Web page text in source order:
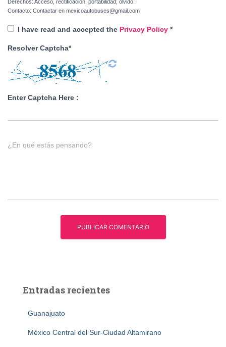
Derechos: Acceso, rectificación, portabilidad, olvido.
Contacto: Contactar en mexicoautobuses@gmail.com
I have read and accepted the Privacy Policy *
Resolver Captcha*
Enter Captcha Here :
¿En qué estás pensando?
Entradas recientes
Guanajuato
México Central del Sur-Ciudad Altamirano